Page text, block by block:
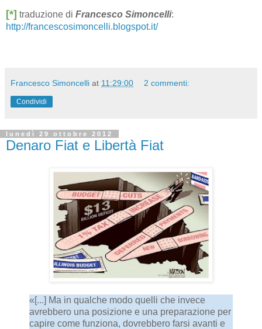
[*] traduzione di Francesco Simoncelli:
http://francescosimoncelli.blogspot.it/
Francesco Simoncelli at 11:29:00 2 commenti:
Condividi
lunedì 29 ottobre 2012
Denaro Fiat e Libertà Fiat
«[...] Ma in qualche modo quelli che invece
avrebbero una posizione e una preparazione per
capire come funziona, dovrebbero farsi avanti e